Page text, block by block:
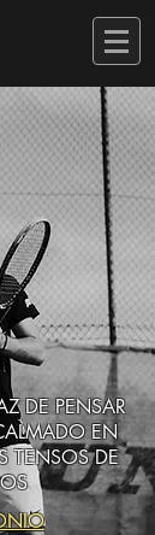
DE PENSAR
EN
TENSOS DE